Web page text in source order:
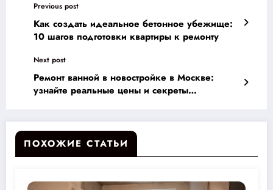
Previous post
Как создать идеальное бетонное убежище:
10 шагов подготовки квартиры к ремонту
Next post
Ремонт ванной в новостройке в Москве:
узнайте реальные цены и секреты
ПОХОЖИЕ СТАТЬИ